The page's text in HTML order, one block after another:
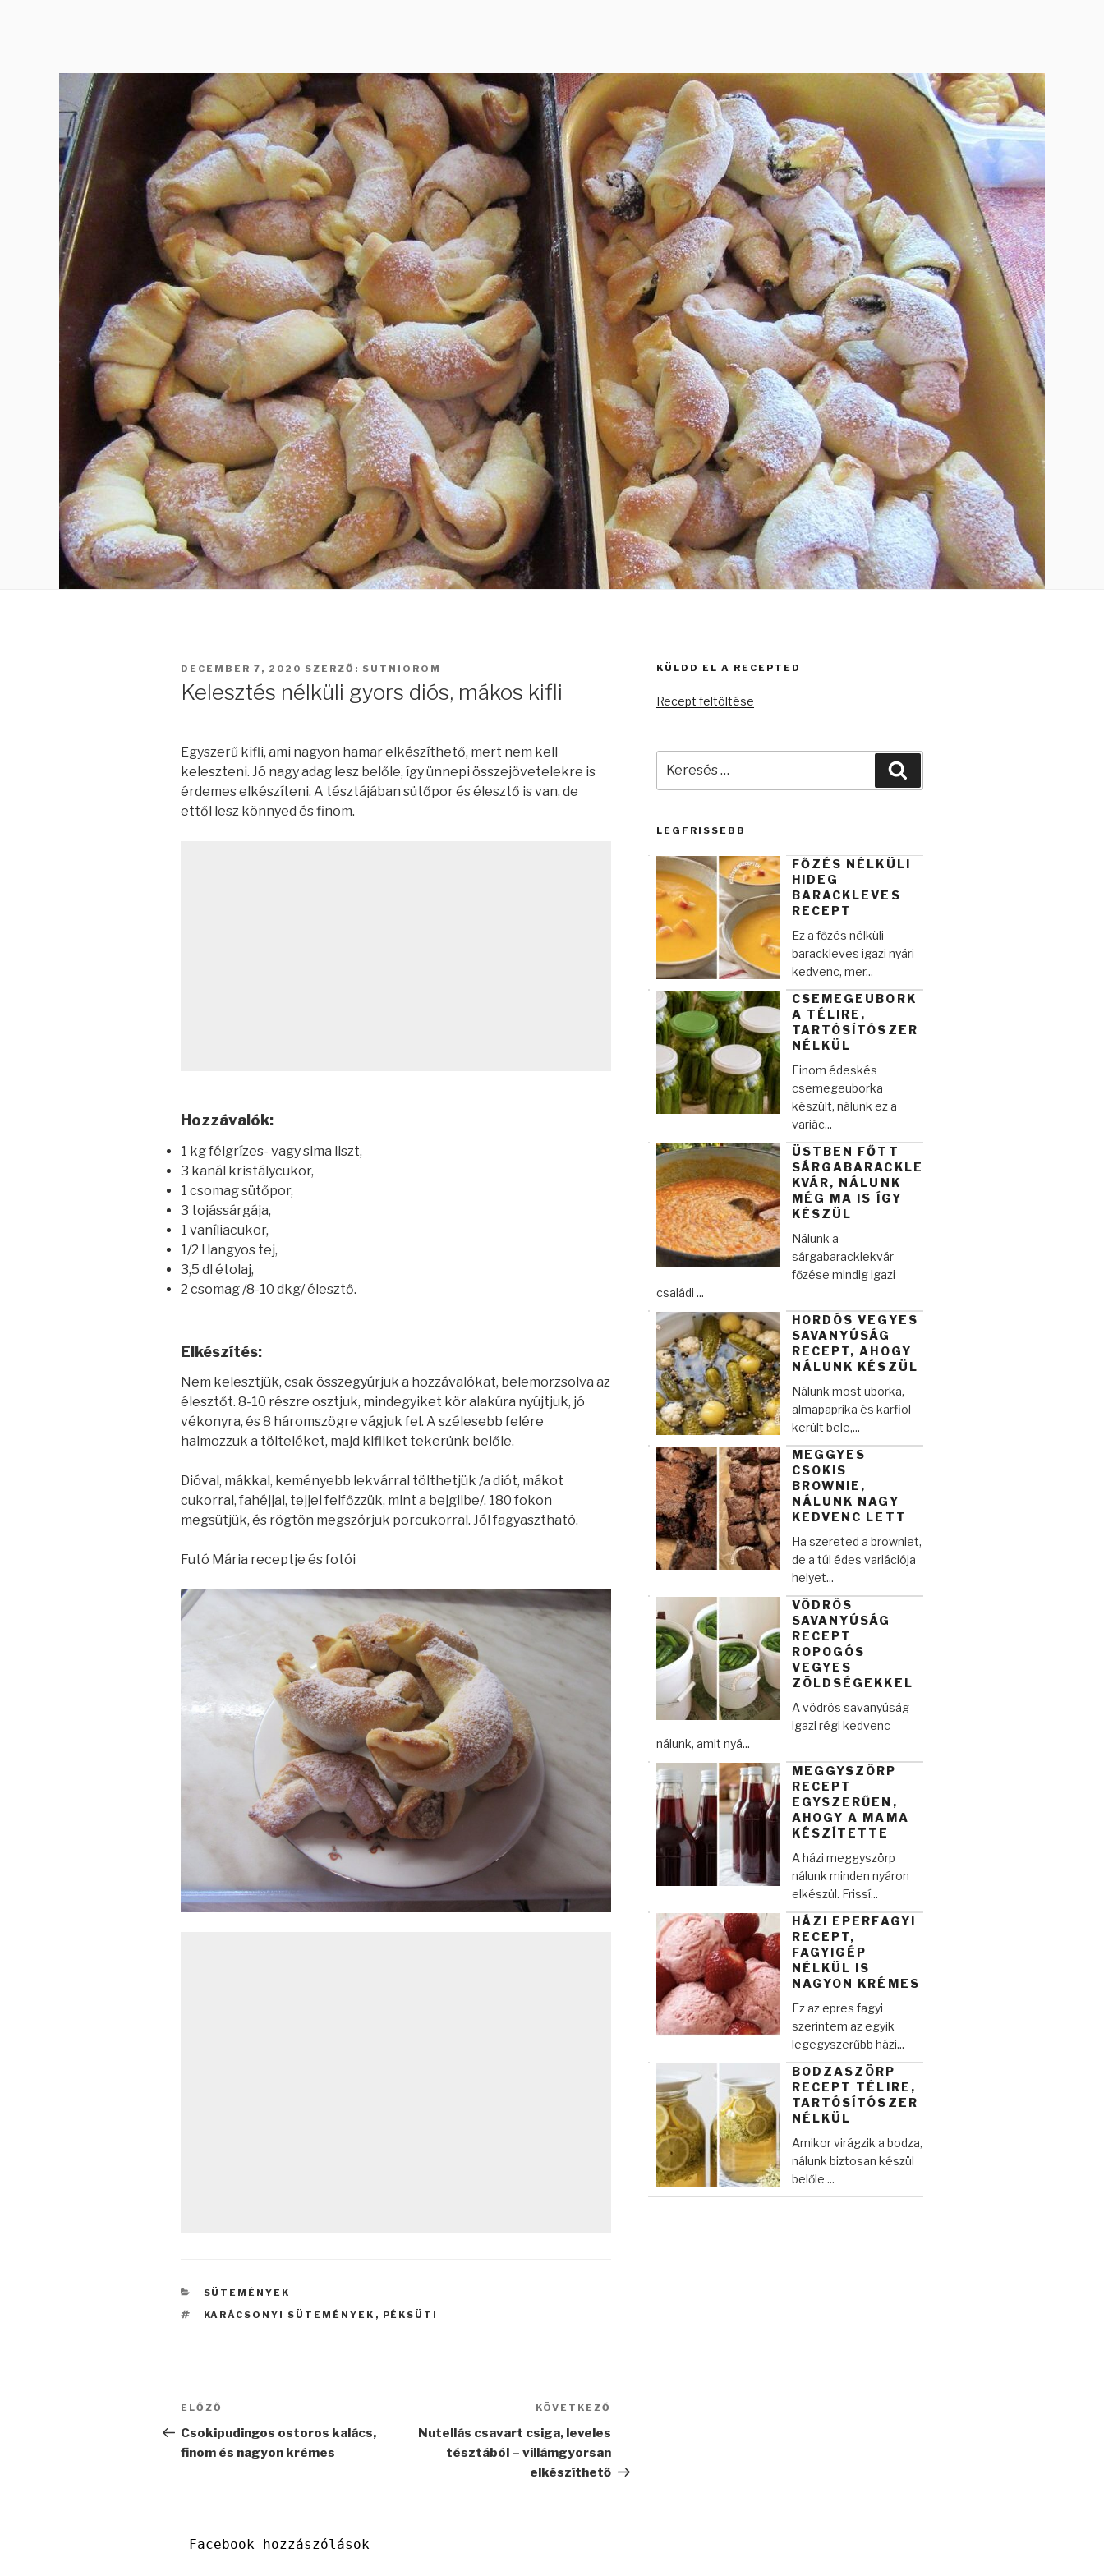
BEKÜLDVE:
DECEMBER 7, 2020 SZERZŐ: SUTNIOROM
Kelesztés nélküli gyors diós, mákos kifli
Egyszerű kifli, ami nagyon hamar elkészíthető, mert nem kell
keleszteni. Jó nagy adag lesz belőle, így ünnepi összejövetelekre is
érdemes elkészíteni. A tésztájában sütőpor és élesztő is van, de
ettől lesz könnyed és finom.
Hozzávalók:
1 kg félgrízes- vagy sima liszt,
3 kanál kristálycukor,
1 csomag sütőpor,
3 tojássárgája,
1 vaníliacukor,
1/2 l langyos tej,
3,5 dl étolaj,
2 csomag /8-10 dkg/ élesztő.
Elkészítés:
Nem kelesztjük, csak összegyúrjuk a hozzávalókat, belemorzsolva az
élesztőt. 8-10 részre osztjuk, mindegyiket kör alakúra nyújtjuk, jó
vékonyra, és 8 háromszögre vágjuk fel. A szélesebb felére
halmozzuk a tölteléket, majd kifliket tekerünk belőle.
Dióval, mákkal, keményebb lekvárral tölthetjük /a diót, mákot
cukorral, fahéjjal, tejjel felfőzzük, mint a bejglibe/. 180 fokon
megsütjük, és rögtön megszórjuk porcukorral. Jól fagyasztható.
Futó Mária receptje és fotói
KATEGÓRIÁK
SÜTEMÉNYEK
CÍMKÉK
KARÁCSONYI SÜTEMÉNYEK , PÉKSÜTI
Bejegyzés
navigáció
Korábbi
bejegyzés
ELŐZŐ
Csokipudingos ostoros kalács,
finom és nagyon krémes
KÖVETKEZŐ
Nutellás csavart csiga, leveles
tésztából – villámgyorsan
elkészíthető
Facebook hozzászólások
KÜLDD EL A RECEPTED
Recept feltöltése
következő
LEGFRISSEBB
FŐZÉS NÉLKÜLI
HIDEG
BARACKLEVES
RECEPT
Ez a főzés nélküli
barackleves igazi nyári
kedvenc, mer...
CSEMEGEUBORK
A TÉLIRE,
TARTÓSÍTÓSZER
NÉLKÜL
Finom édeskés
csemegeuborka
készült, nálunk ez a
variác...
ÜSTBEN FŐTT
SÁRGABARACKLE
KVÁR, NÁLUNK
MÉG MA IS ÍGY
KÉSZÜL
Nálunk a
sárgabaracklekvár
főzése mindig igazi
családi ...
HORDÓS VEGYES
SAVANYÚSÁG
RECEPT, AHOGY
NÁLUNK KÉSZÜL
Nálunk most uborka,
almapaprika és karfiol
került bele,...
MEGGYES
CSOKIS
BROWNIE,
NÁLUNK NAGY
KEDVENC LETT
Ha szereted a browniet,
de a túl édes variációja
helyet...
VÖDRÖS
SAVANYÚSÁG
RECEPT
ROPOGÓS
VEGYES
ZÖLDSÉGEKKEL
A vödrös savanyúság
igazi régi kedvenc
nálunk, amit nyá...
MEGGYSZÖRP
RECEPT
EGYSZERŰEN,
AHOGY A MAMA
KÉSZÍTETTE
A házi meggyszörp
nálunk minden nyáron
elkészül. Frissí...
HÁZI EPERFAGYI
RECEPT,
FAGYIGÉP
NÉLKÜL IS
NAGYON KRÉMES
Ez az epres fagyi
szerintem az egyik
legegyszerűbb házi...
BODZASZÖRP
RECEPT TÉLIRE,
TARTÓSÍTÓSZER
NÉLKÜL
Amikor virágzik a bodza,
nálunk biztosan készül
belőle ...